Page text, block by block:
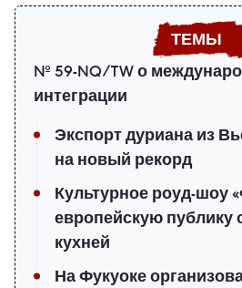
№ 59-NQ/TW о
интеграции
Экспорт дуриана из
на новый рекорд
Культурное роуд-шоу
европейскую публику
кухней
На Фукуоке